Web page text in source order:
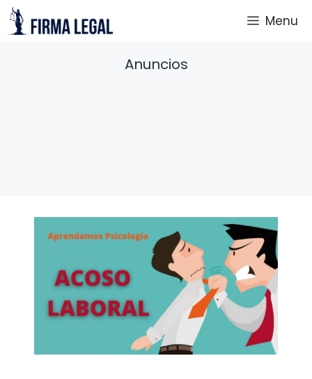
Saltar
al
Menu
Anuncios